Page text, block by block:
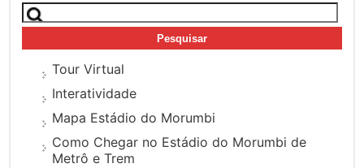
Pesquisar
por:
Tour Virtual
Interatividade
Mapa Estádio do Morumbi
Como Chegar no Estádio do Morumbi de
Metrô e Trem